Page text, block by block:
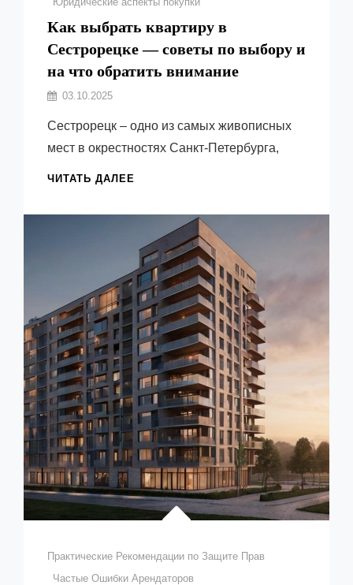
Как выбрать квартиру в
Сестрорецке — советы по выбору и
на что обратить внимание
Автор:
Виктор
03.10.2025
Сестрорецк – одно из самых живописных
мест в окрестностях Санкт-Петербурга,
ЧИТАТЬ ДАЛЕЕ
СЕСТРОРЕЦКЕ
—
СОВЕТЫ
ПО
ВЫБОРУ
И
НА
ЧТО
ОБРАТИТЬ
ВНИМАНИЕ
Рубрики
Практические Рекомендации по Защите Прав
Частые Ошибки Арендаторов